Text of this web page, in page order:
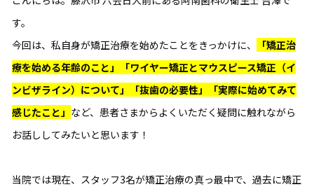
す。
今回は、私自身が矯正治療を始めたことをきっかけに、
「矯正治
療を始める年齢のこと」「ワイヤー矯正とマウスピース矯正（イ
ンビザライン）について」「抜歯の必要性」「実際に始めてみて
感じたこと」 など、患者さまからよくいただく疑問に触れながら
お話ししてみたいと思います！
当院では現在、スタッフ3名が矯正治療の真っ最中で、過去に矯正